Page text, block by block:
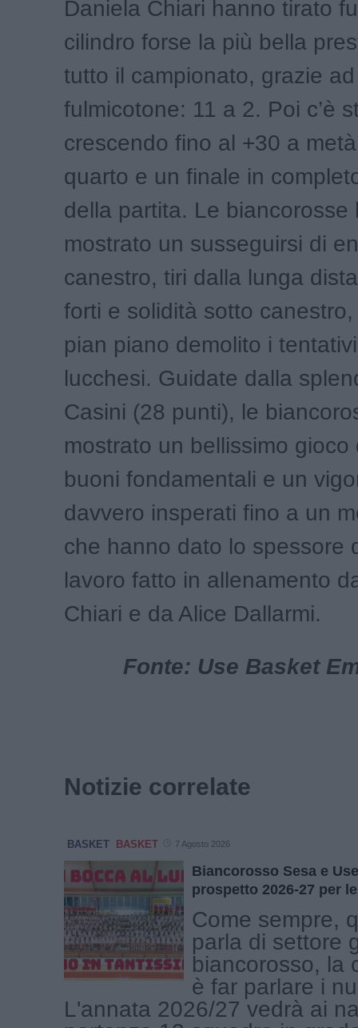
Daniela Chiari hanno tirato
cilindro forse la più bella
tutto il campionato, grazie
fulmicotone: 11 a 2. Poi c’è
crescendo fino al +30 a
quarto e un finale in
della partita. Le biancorosse
mostrato un susseguirsi di
canestro, tiri dalla lunga
forti e solidità sotto
pian piano demolito i
lucchesi. Guidate dalla
Casini (28 punti), le
mostrato un bellissimo gioco
buoni fondamentali e un
davvero insperati fino a un
che hanno dato lo spessore
lavoro fatto in allenamento
Chiari e da Alice Dallarmi.
Fonte: Use Basket
Notizie correlate
BASKET BASKET 7 Agosto 2026
Biancorosso Sesa e
prospetto 2026-27 per
Come sempre,
parla di settore
biancorosso, la
è far parlare i
L'annata 2026/27 vedrà ai